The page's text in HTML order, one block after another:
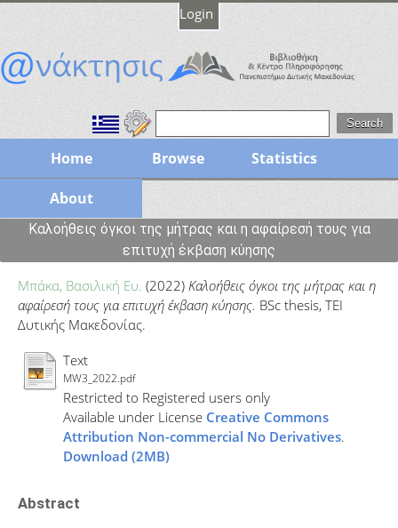
Login
Home Browse Statistics
About
Καλοήθεις όγκοι της μήτρας και η αφαίρεσή τους για
επιτυχή έκβαση κύησης
Μπάκα, Βασιλική Ευ. (2022) Καλοήθεις όγκοι της μήτρας και η
αφαίρεσή τους για επιτυχή έκβαση κύησης. BSc thesis, ΤΕΙ
Δυτικής Μακεδονίας.
Text
MW3_2022.pdf
Restricted to Registered users only
Available under License Creative Commons
Attribution Non-commercial No Derivatives.
Download (2MB)
Abstract